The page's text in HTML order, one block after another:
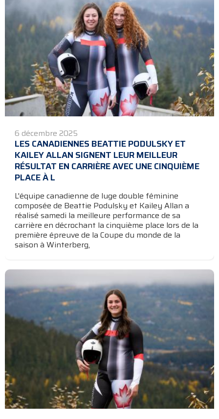
6 décembre 2025
LES CANADIENNES BEATTIE PODULSKY ET
KAILEY ALLAN SIGNENT LEUR MEILLEUR
RÉSULTAT EN CARRIÈRE AVEC UNE CINQUIÈME
PLACE À L
L'équipe canadienne de luge double féminine
composée de Beattie Podulsky et Kailey Allan a
réalisé samedi la meilleure performance de sa
carrière en décrochant la cinquième place lors de la
première épreuve de la Coupe du monde de la
saison à Winterberg,